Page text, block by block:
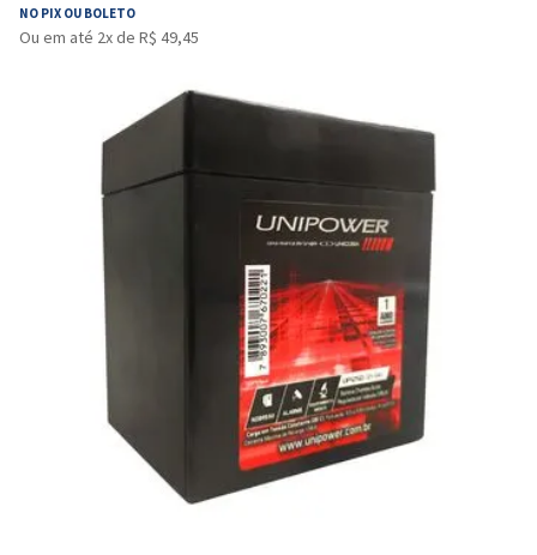
NO PIX OU BOLETO
Ou em até 2x de R$ 49,45